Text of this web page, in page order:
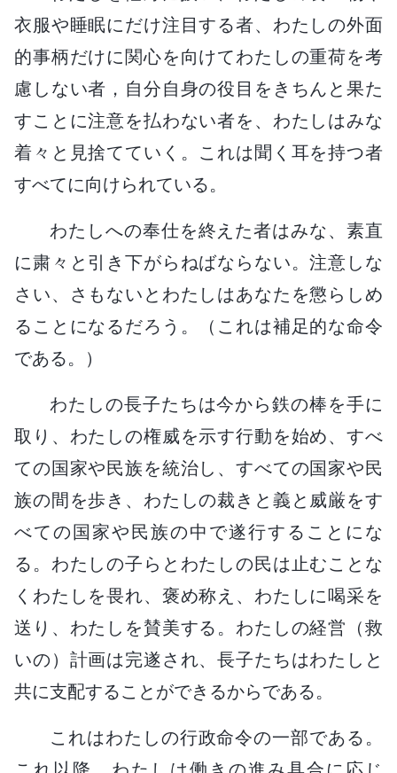
衣服や睡眠にだけ注目する者、わたしの外面
的事柄だけに関心を向けてわたしの重荷を考
慮しない者，自分自身の役目をきちんと果た
すことに注意を払わない者を、わたしはみな
着々と見捨てていく。これは聞く耳を持つ者
すべてに向けられている。
わたしへの奉仕を終えた者はみな、素直
に粛々と引き下がらねばならない。注意しな
さい、さもないとわたしはあなたを懲らしめ
ることになるだろう。（これは補足的な命令
である。）
わたしの長子たちは今から鉄の棒を手に
取り、わたしの権威を示す行動を始め、すべ
ての国家や民族を統治し、すべての国家や民
族の間を歩き、わたしの裁きと義と威厳をす
べての国家や民族の中で遂行することにな
る。わたしの子らとわたしの民は止むことな
くわたしを畏れ、褒め称え、わたしに喝采を
送り、わたしを賛美する。わたしの経営（救
いの）計画は完遂され、長子たちはわたしと
共に支配することができるからである。
これはわたしの行政命令の一部である。